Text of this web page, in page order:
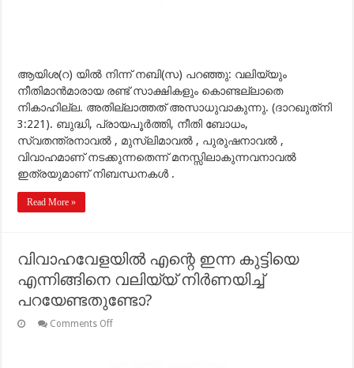
ആയിശ(റ) യില്‍ നിന്ന് നബി(സ) പറഞ്ഞു: വലിയ്യും
നീതിമാന്‍മാരായ രണ്ട് സാക്ഷികളും കൊണ്ടല്ലാതെ
നികാഹില്ല. അതില്ലാത്തത് അസാധുവാകുന്നു. (ദാറഖുത്‌നി
3:221). ബുദ്ധി, പ്രായപൂര്‍ത്തി, നീതി ബോധം,
സ്വതന്ത്രനാവല്‍ , മുസ്ലിമാവല്‍ , പുരുഷനാവല്‍ ,
വിവാഹമാണ് നടക്കുന്നതെന്ന് മനസ്സിലാകുന്നവനാവല്‍
ഇത്രയുമാണ് നിബന്ധനകള്‍ .
Read More »
വിവാഹവേളയില്‍ എന്റെ ഇന്ന കുട്ടിയെ
എന്നിങ്ങിനെ വലിയ്യ് നിര്‍ണയിച്ച്
പറയേണ്ടതുണ്ടോ?
Comments Offon